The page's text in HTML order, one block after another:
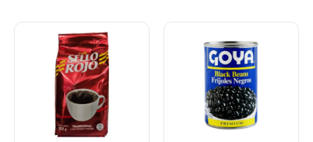
producto